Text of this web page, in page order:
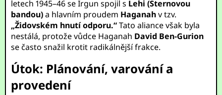
letech 1945–46 se Irgun spojil s Lehi (Sternovou
bandou)a hlavním proudem Haganahv tzv.
„Židovském hnutí odporu.“Tato aliance však byla
nestálá, protože vůdce Haganah David Ben-Gurion
se často snažil krotit radikálnější frakce.
Útok: Plánování, varování a
provedení